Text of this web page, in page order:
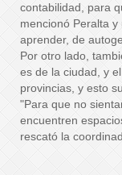
contabilidad, para
mencionó Peralta
aprender, de
Por otro lado,
es de la ciudad, y
provincias, y esto
"Para que no
encuentren
rescató la